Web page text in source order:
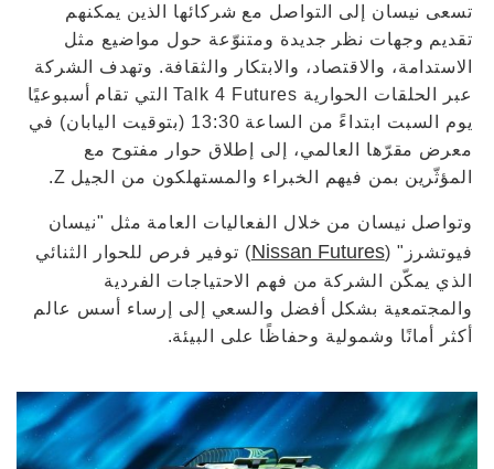
تسعى نيسان إلى التواصل مع شركائها الذين يمكنهم
تقديم وجهات نظر جديدة ومتنوّعة حول مواضيع مثل
الاستدامة، والاقتصاد، والابتكار والثقافة. وتهدف الشركة
عبر الحلقات الحوارية Talk 4 Futures التي تقام أسبوعيًا
يوم السبت ابتداءً من الساعة 13:30 (بتوقيت اليابان) في
معرض مقرّها العالمي، إلى إطلاق حوار مفتوح مع
المؤثّرين بمن فيهم الخبراء والمستهلكون من الجيل Z.
وتواصل نيسان من خلال الفعاليات العامة مثل "نيسان
فيوتشرز" (Nissan Futures) توفير فرص للحوار الثنائي
الذي يمكّن الشركة من فهم الاحتياجات الفردية
والمجتمعية بشكل أفضل والسعي إلى إرساء أسس عالم
أكثر أمانًا وشمولية وحفاظًا على البيئة.